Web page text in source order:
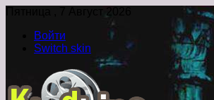
Пятница , 7 Август 2026
Войти
Switch skin